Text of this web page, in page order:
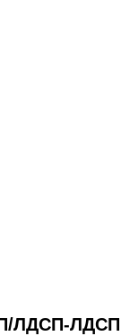
ЛДСП-ЛДСП